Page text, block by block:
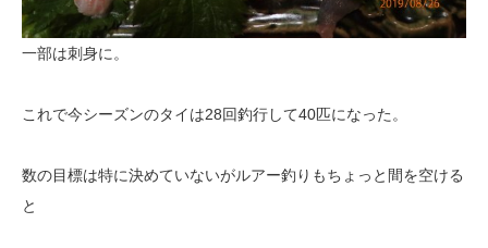
一部は刺身に。
これで今シーズンのタイは28回釣行して40匹になった。
数の目標は特に決めていないがルアー釣りもちょっと間を空ける
と